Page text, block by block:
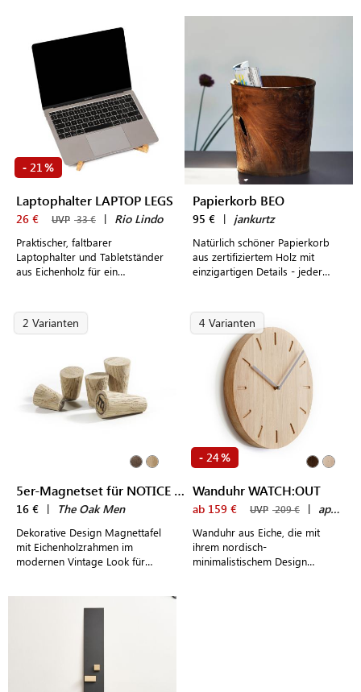
- 21 %
Laptophalter LAPTOP LEGS
26 € UVP 33 € | Rio Lindo
Praktischer, faltbarer
Laptophalter und Tabletständer
aus Eichenholz für ein
Papierkorb BEO
95 € | jankurtz
Natürlich schöner Papierkorb
aus zertifiziertem Holz mit
einzigartigen Details - jeder
2 Varianten
5er-Magnetset für NOTICE BOARD
16 € | The Oak Men
Dekorative Design Magnettafel
mit Eichenholzrahmen im
modernen Vintage Look für
4 Varianten
- 24%
Wanduhr WATCH:OUT
ab 159 € UVP 209 € | applicata
Wanduhr aus Eiche, die mit
ihrem nordisch-
minimalistischem Design